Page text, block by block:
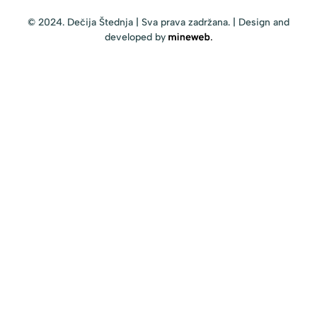
© 2024. Dečija Štednja | Sva prava zadržana. | Design and
developed by